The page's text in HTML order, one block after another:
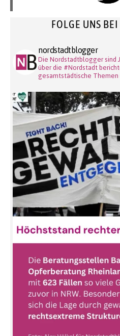
FOLGE UNS
nordstadtblogger
Die Nordstadtblogger sind
über die #Nordstadt
gesamtstädtische Themen